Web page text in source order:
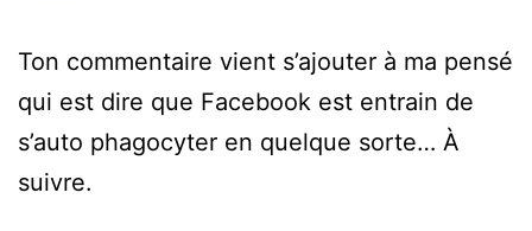
Ton commentaire vient s’ajouter à ma pensé
qui est dire que Facebook est entrain de
s’auto phagocyter en quelque sorte… À
suivre.